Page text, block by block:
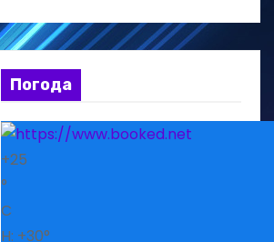
Погода
+25
°
C
H: +30°